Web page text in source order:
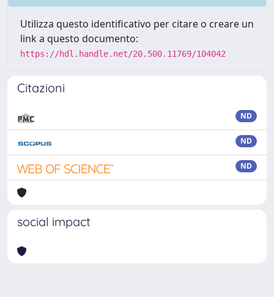
Utilizza questo identificativo per citare o creare un
link a questo documento:
https://hdl.handle.net/20.500.11769/104042
Citazioni
ND
ND
ND
social impact